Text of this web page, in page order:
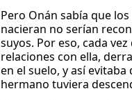
Pero Onán sabía que
nacieran no serían
suyos. Por eso, cada
relaciones con ella,
en el suelo, y así evitaba
hermano tuviera